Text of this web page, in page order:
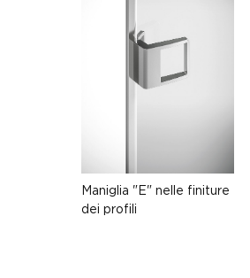
Maniglia "E" nelle finiture
dei profili